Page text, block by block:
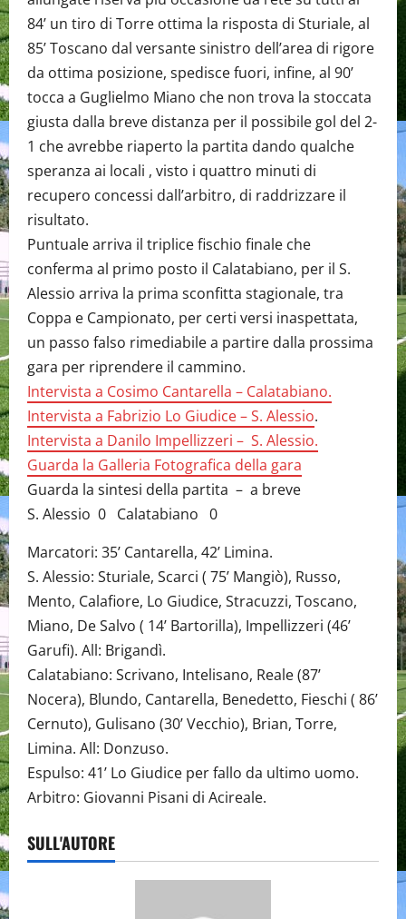
84’ un tiro di Torre ottima la risposta di Sturiale, al
85’ Toscano dal versante sinistro dell’area di rigore
da ottima posizione, spedisce fuori, infine, al 90’
tocca a Guglielmo Miano che non trova la stoccata
giusta dalla breve distanza per il possibile gol del 2-
1 che avrebbe riaperto la partita dando qualche
speranza ai locali , visto i quattro minuti di
recupero concessi dall’arbitro, di raddrizzare il
risultato.
Puntuale arriva il triplice fischio finale che
conferma al primo posto il Calatabiano, per il S.
Alessio arriva la prima sconfitta stagionale, tra
Coppa e Campionato, per certi versi inaspettata,
un passo falso rimediabile a partire dalla prossima
gara per riprendere il cammino.
Intervista a Cosimo Cantarella – Calatabiano.
Intervista a Fabrizio Lo Giudice – S. Alessio.
Intervista a Danilo Impellizzeri – S. Alessio.
Guarda la Galleria Fotografica della gara
Guarda la sintesi della partita – a breve
S. Alessio 0 Calatabiano 0
Marcatori: 35’ Cantarella, 42’ Limina.
S. Alessio: Sturiale, Scarci ( 75’ Mangiò), Russo,
Mento, Calafiore, Lo Giudice, Stracuzzi, Toscano,
Miano, De Salvo ( 14’ Bartorilla), Impellizzeri (46’
Garufi). All: Brigandì.
Calatabiano: Scrivano, Intelisano, Reale (87’
Nocera), Blundo, Cantarella, Benedetto, Fieschi ( 86’
Cernuto), Gulisano (30’ Vecchio), Brian, Torre,
Limina. All: Donzuso.
Espulso: 41’ Lo Giudice per fallo da ultimo uomo.
Arbitro: Giovanni Pisani di Acireale.
SULL'AUTORE